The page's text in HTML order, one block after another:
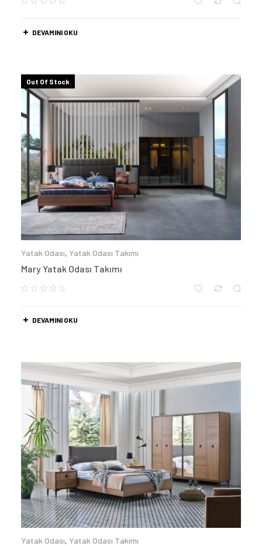
DEVAMINI OKU
Out Of Stock
Yatak Odası, Yatak Odası Takımı
Mary Yatak Odası Takımı
DEVAMINI OKU
Yatak Odası, Yatak Odası Takımı